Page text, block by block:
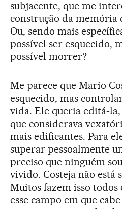
subjacente, que me
construção da memória
Ou, sendo mais
possível ser esquecido,
possível morrer?
Me parece que Mario
esquecido, mas
vida. Ele queria editá-
que considerava
mais edificantes. Para
superar pessoalmente
preciso que ninguém
vivido. Costeja não está
Muitos fazem isso
esse campo em que